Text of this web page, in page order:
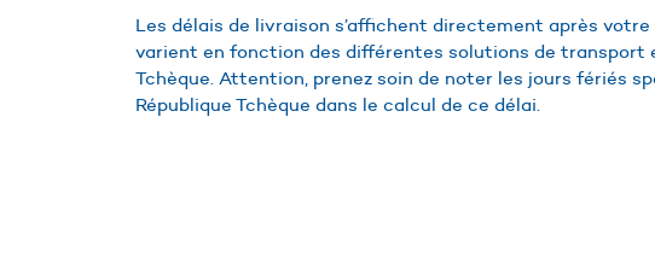
Les délais de livraison s’affichent directement après votre
varient en fonction des différentes solutions de transport
Tchèque. Attention, prenez soin de noter les jours fériés
République Tchèque dans le calcul de ce délai.